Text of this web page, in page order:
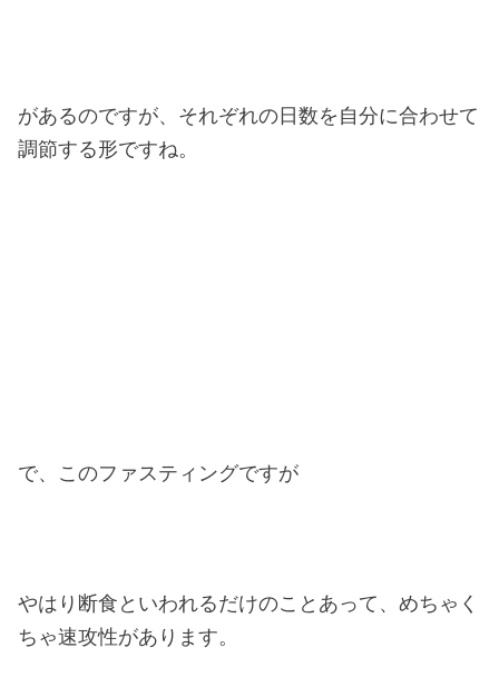
があるのですが、それぞれの日数を自分に合わせて
調節する形ですね。
で、このファスティングですが
やはり断食といわれるだけのことあって、めちゃく
ちゃ速攻性があります。